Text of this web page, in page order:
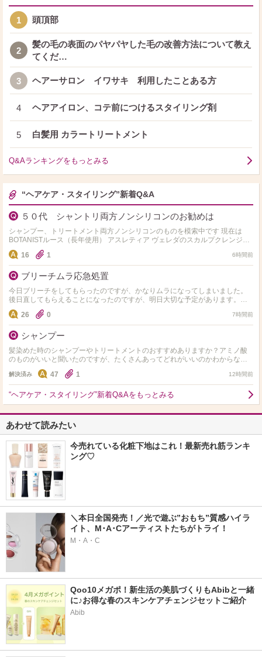
1 頭頂部
2
髪の毛の表面のパヤパヤした毛の改善方法について教え
てくだ…
3 ヘアーサロン イワサキ 利用したことある方
4 ヘアアイロン、コテ前につけるスタイリング剤
5 白髪用 カラートリートメント
Q&Aランキングをもっとみる
“ヘアケア・スタイリング”新着Q&A
５０代 シャントリ両方ノンシリコンのお勧めは
シャンプー、トリートメント両方ノンシリコンのものを模索中です 現在は
BOTANISTルース（長年使用） アスレティア ヴェレダのスカルプクレンジン
グを 使用中です 基本的にはトリート…
16 1 6時間前
ブリーチムラ応急処置
今日ブリーチをしてもらったのですが、かなりムラになってしまいました。
後日直してもらえることになったのですが、明日大切な予定があります。少
しでもマシになる方法があれば教えて頂きたいです。
26 0 7時間前
シャンプー
髪染めた時のシャンプーやトリートメントのおすすめありますか？アミノ酸
のものがいいと聞いたのですが、たくさんあってどれがいいのかわからない
ので、教えて欲しいです！ 髪質は細くて柔らかいです！
解決済み 47 1 12時間前
“ヘアケア・スタイリング”新着Q&Aをもっとみる
あわせて読みたい
今売れている化粧下地はこれ！最新売れ筋ランキ
ング♡
＼本日全国発売！／光で遊ぶ”おもち”質感ハイラ
イト、M･A･Cアーティストたちがトライ！
M・A・C
Qoo10メガポ！新生活の美肌づくりもAbibと一緒
に♪お得な春のスキンケアチェンジセットご紹介
Abib